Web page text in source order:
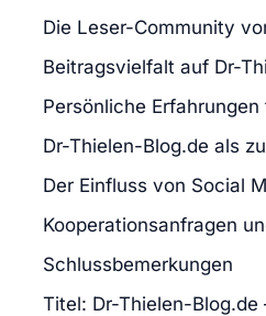
Die Leser-Community
Beitragsvielfalt auf Dr-
Persönliche Erfahrungen
Dr-Thielen-Blog.de als
Der Einfluss von Social
Kooperationsanfragen
Schlussbemerkungen
Titel: Dr-Thielen-